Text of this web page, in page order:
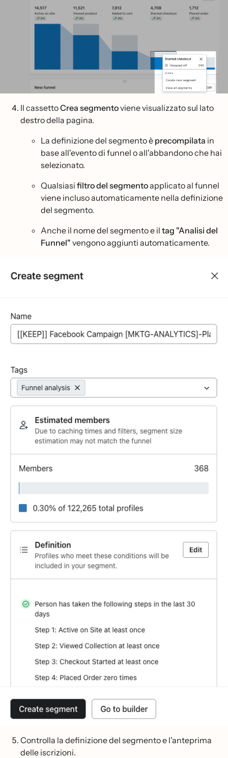
Il cassettoCrea segmentoviene visualizzato sul lato
destro della pagina.
La definizione del segmento è precompilata in
base all'evento di funnel o all'abbandono che hai
selezionato.
Qualsiasi filtro del segmentoapplicato al funnel
viene incluso automaticamente nella definizione
del segmento.
Anche il nome del segmento e il tag "Analisi del
Funnel" vengono aggiunti automaticamente.
Controlla la definizione del segmento e l'anteprima
delle iscrizioni.